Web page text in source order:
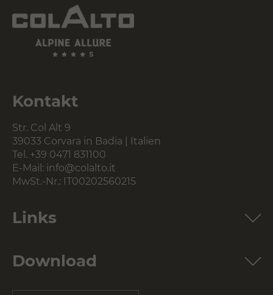
Kontakt
Str. Col Alt 9
39033 Corvara in Badia | Italien
Tel. +39 0471 831100
E-Mail: info@colalto.it
MwSt.-Nr.: IT00202560215
Links
Download